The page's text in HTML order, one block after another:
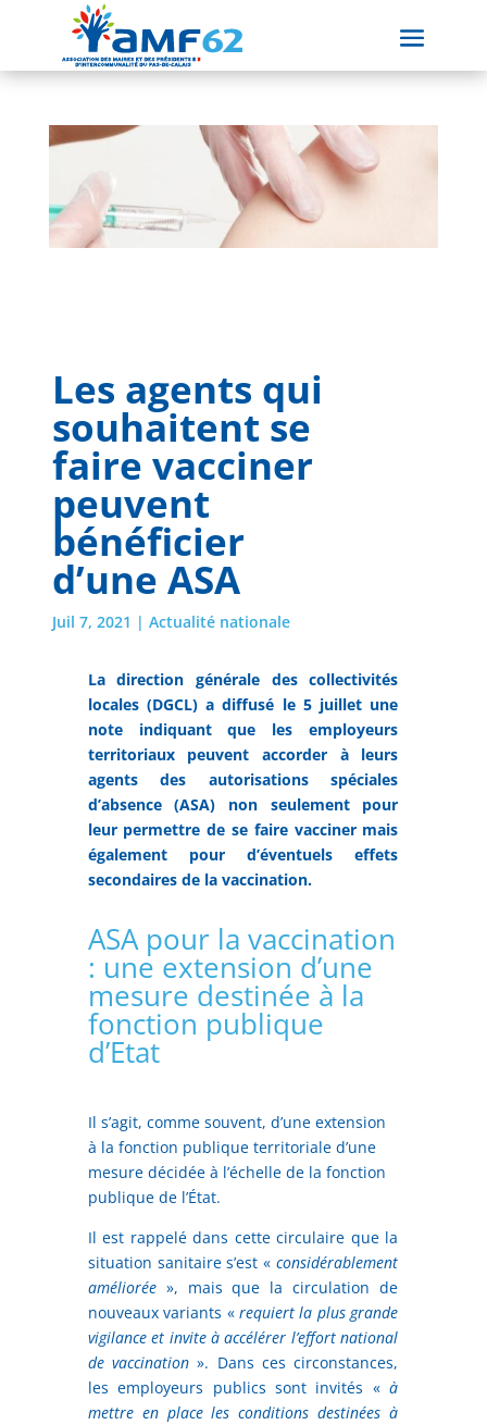
Les agents qui
souhaitent se
faire vacciner
peuvent
bénéficier
d’une ASA
Juil 7, 2021 | Actualité nationale
La direction générale des collectivités
locales (DGCL) a diffusé le 5 juillet une
note indiquant que les employeurs
territoriaux peuvent accorder à leurs
agents des autorisations spéciales
d’absence (ASA) non seulement pour
leur permettre de se faire vacciner mais
également pour d’éventuels effets
secondaires de la vaccination.
ASA pour la vaccination
: une extension d’une
mesure destinée à la
fonction publique
d’Etat
Il s’agit, comme souvent, d’une extension
à la fonction publique territoriale d’une
mesure décidée à l’échelle de la fonction
publique de l’État.
Il est rappelé dans cette circulaire que la
situation sanitaire s’est «considérablement
améliorée», mais que la circulation de
nouveaux variants « requiert la plus grande
vigilance et invite à accélérer l’effort national
de vaccination». Dans ces circonstances,
les employeurs publics sont invités «à
mettre en place les conditions destinées à